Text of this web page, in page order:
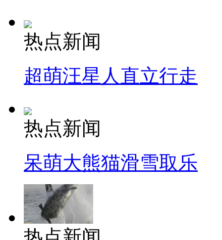
热点新闻
超萌汪星人直立行走
热点新闻
呆萌大熊猫滑雪取乐